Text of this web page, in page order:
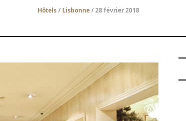
Hôtels/ Lisbonne/ 28 février 2018